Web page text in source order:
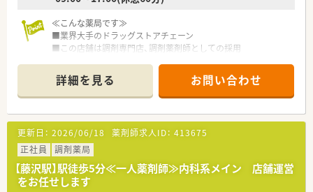
◆病床数
総病床数:330床（一般病床:210床、HCU:8床、緩和ケア病床:19床,
地域包括ケア病床:30床,慢性期病床:63床）
◆診療科目
内科, 呼吸器科, 循環器科, 消化器科, 整形外科, 眼科, 泌尿器科, 形
成外科, 脳外科, 皮膚科, 外科,糖尿病代謝科,緩和ケア内科,神経内
科,腎臓内科,大腸肛門科,腸内細菌外科,乳腺外来,甲状腺外来,心臓
血管外科
◆薬剤師数
薬剤師 常勤17名 パート2名
≪こんな薬局です≫
■業界大手のドラッグストアチェーン
■この店舗は調剤専門店、調剤薬剤師としての採用
■湘南台駅徒歩2分、小田急線・相鉄線・地下鉄利用可！
■JRからもアクセスしやすい人気の駅
■管理薬剤師経験のある方向けのキャリア採用
■認定薬剤師をお持ちの方歓迎！
■若手薬剤師を指導いただけるような方に、新たなステージをご
用意しています
■大手企業ならではの福利厚生が整っており、育休復帰もしやす
い制度が整っています
■多様なキャリアパスがあり昇給もしっかり
詳細を見る お問い合わせ
更新日： 2026/06/18 薬剤師求人ID： 413675
正社員
調剤薬局
【藤沢駅】駅徒歩5分≪一人薬剤師≫内科系メイン 店舗運営
をお任せします